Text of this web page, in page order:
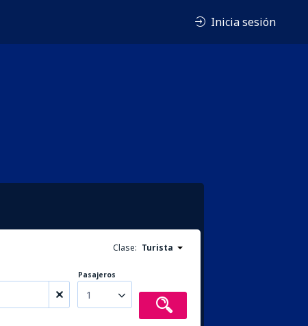
Inicia sesión
Clase: Turista
Pasajeros
1